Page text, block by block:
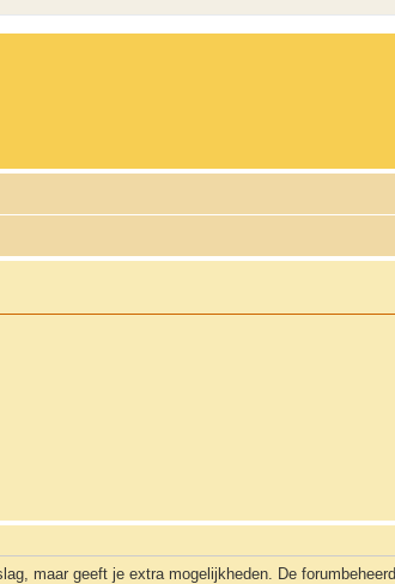
maar geeft je extra mogelijkheden. De